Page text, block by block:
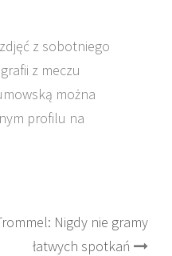
z sobotniego
z meczu
można
profilu na
Nigdy nie gramy
łatwych spotkań